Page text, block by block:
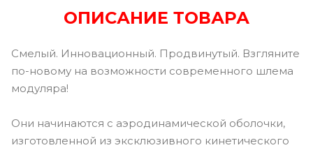
ОПИСАНИЕ ТОВАРА
Смелый. Инновационный. Продвинутый. Взгляните
по-новому на возможности современного шлема
модуляра!
Они начинаются с аэродинамической оболочки,
изготовленной из эксклюзивного кинетического